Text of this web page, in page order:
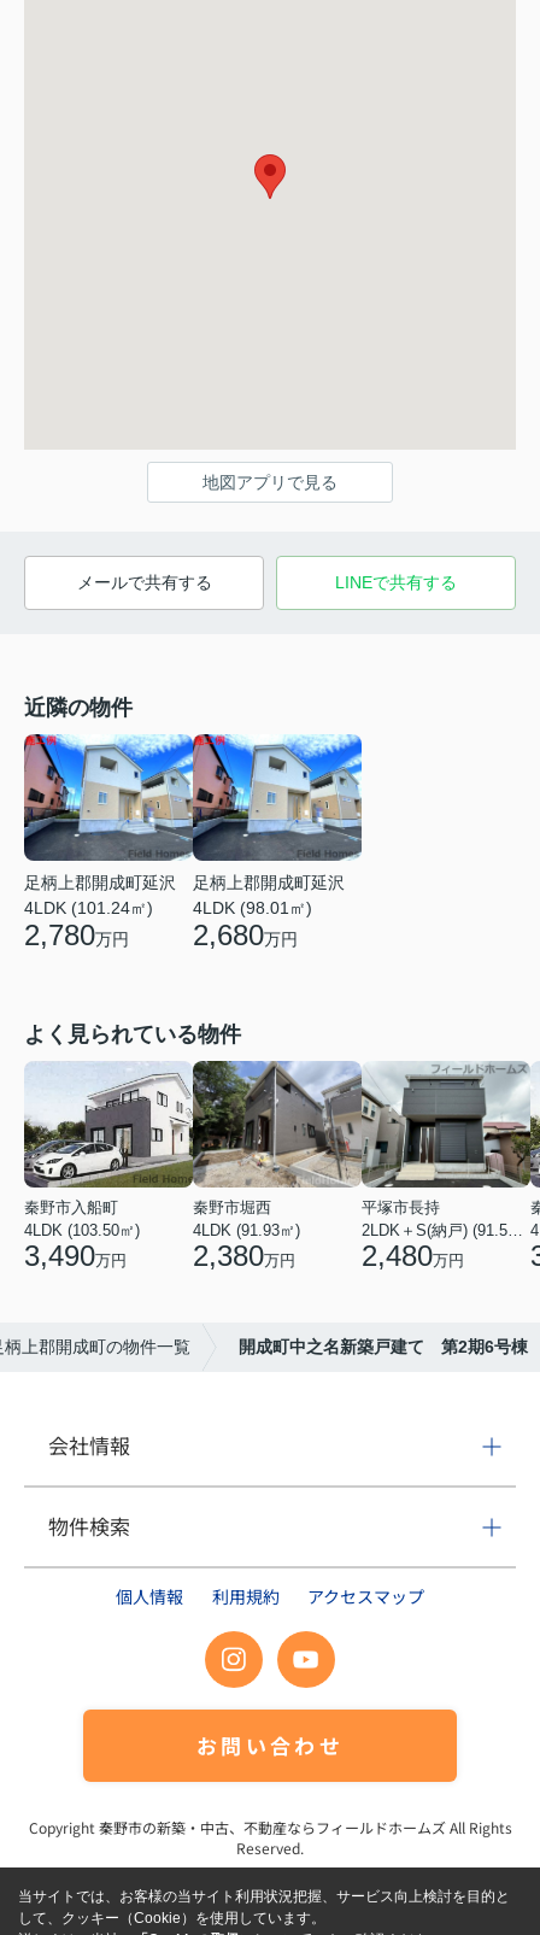
地図アプリで見る
メールで共有する LINEで共有する
近隣の物件
足柄上郡開成町延沢
4LDK (101.24㎡)
2,780万円
足柄上郡開成町延沢
4LDK (98.01㎡)
2,680万円
よく見られている物件
秦野市入船町
4LDK (103.50㎡)
3,490万円
秦野市堀西
4LDK (91.93㎡)
2,380万円
平塚市長持
2,480万円
柄上郡開成町の物件一覧 開成町中之名新築戸建て 第2期6号棟
会社情報
物件検索
個人情報 利用規約 アクセスマップ
お問い合わせ
Copyright 秦野市の新築・中古、不動産ならフィールドホームズAll Rights
Reserved.
当サイトでは、お客様の当サイト利用状況把握、サービス向上検討を目的と
して、クッキー（Cookie）を使用しています。